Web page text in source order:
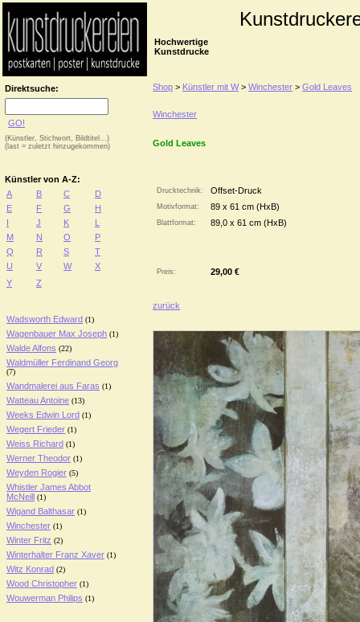
Hochwertige
Kunstdrucke
Direktsuche:
GO!
(Künstler, Stichwort, Bildtitel...)
(last = zuletzt hinzugekommen)
Künstler von A-Z:
A
B C
D
E
F G
H
I
J K
L
M
N O
P
Q
R S
T
U
V W
X
Y
Z
Wadsworth Edward (1)
Wagenbauer Max Joseph (1)
Walde Alfons (22)
Waldmüller Ferdinand Georg
(7)
Wandmalerei aus Faras (1)
Watteau Antoine (13)
Weeks Edwin Lord (1)
Wegert Frieder (1)
Weiss Richard (1)
Werner Theodor (1)
Weyden Rogier (5)
Whistler James Abbot
McNeill (1)
Wigand Balthasar (1)
Winchester (1)
Winter Fritz (2)
Winterhalter Franz Xaver (1)
Witz Konrad (2)
Wood Christopher (1)
Wouwerman Philips (1)
Shop > Künstler mit W> Winchester > Gold Leaves
Winchester
Gold Leaves
Drucktechnik: Offset-Druck
Motivformat: 89 x 61 cm (HxB)
Blattformat: 89,0 x 61 cm (HxB)
Preis: 29,00 €
zurück